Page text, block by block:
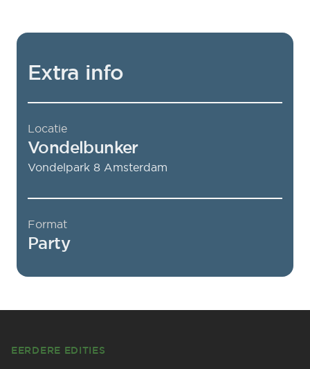
Extra info
Locatie
Vondelbunker
Vondelpark 8 Amsterdam
Format
Party
EERDERE EDITIES